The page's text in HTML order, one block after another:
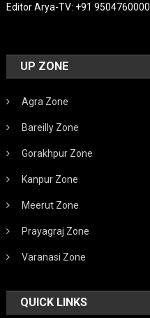
Editor Arya-TV: +91 9504760000
UP ZONE
Agra Zone
Bareilly Zone
Gorakhpur Zone
Kanpur Zone
Meerut Zone
Prayagraj Zone
Varanasi Zone
QUICK LINKS